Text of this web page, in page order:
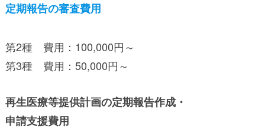
定期報告の審査費用
第2種 費用：100,000円～
第3種 費用：50,000円～
再生医療等提供計画の定期報告作成・
申請支援費用